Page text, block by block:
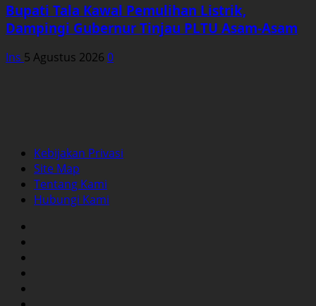
Bupati Tala Kawal Pemulihan Listrik,
Dampingi Gubernur Tinjau PLTU Asam-Asam
Ins 5 Agustus 2026 0
Kebijakan Privasi
Site Map
Tentang Kami
Hubungi Kami